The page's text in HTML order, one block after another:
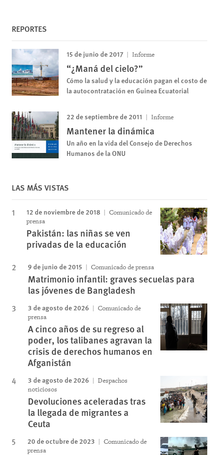
REPORTES
15 de junio de 2017 Informe
“¿Maná del cielo?”
Cómo la salud y la educación pagan el costo de
la autocontratación en Guinea Ecuatorial
22 de septiembre de 2011 Informe
Mantener la dinámica
Un año en la vida del Consejo de Derechos
Humanos de la ONU
LAS MÁS VISTAS
12 de noviembre de 2018
Comunicado de
prensa
Pakistán: las niñas se ven
privadas de la educación
9 de junio de 2015 Comunicado de prensa
Matrimonio infantil: graves secuelas para
las jóvenes de Bangladesh
3 de agosto de 2026
Comunicado de
prensa
A cinco años de su regreso al
poder, los talibanes agravan la
crisis de derechos humanos en
Afganistán
3 de agosto de 2026
Despachos
noticiosos
Devoluciones aceleradas tras
la llegada de migrantes a
Ceuta
20 de octubre de 2023
Comunicado de
prensa